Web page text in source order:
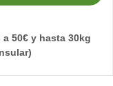
50€ y hasta 30kg